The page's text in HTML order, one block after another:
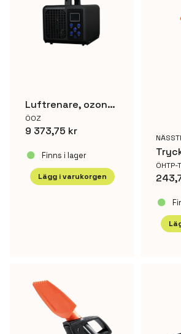
Luftrenare, ozongenerator HM 10000 EC
ÖOZ
9 373,75 kr
Finns i lager
Lägg i varukorgen